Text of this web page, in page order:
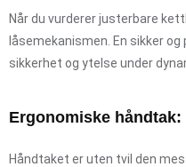
Når du vurderer justerbare
låsemekanismen. En sikker
sikkerhet og ytelse under
Ergonomiske
Håndtaket er uten tvil den